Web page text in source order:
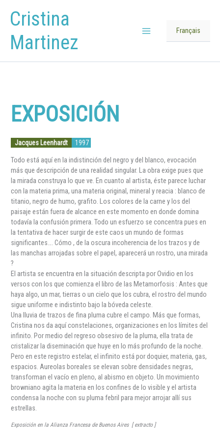
Cristina
Martinez
Menu
Français
EXPOSICIÓN
Jacques Leenhardt 1997
Todo está aquí en la indistinción del negro y del blanco, evocación
más que descripción de una realidad singular. La obra exige pues que
la mirada construya lo que ve. En cuanto al artista, éste parece luchar
con la materia prima, una materia original, mineral y reacia : blanco de
titanio, negro de humo, grafito. Los colores de la carne y los del
paisaje están fuera de alcance en este momento en donde domina
todavía la confusión primera. Todo un esfuerzo se concentra pues en
la tentativa de hacer surgir de este caos un mundo de formas
significantes…. Cómo , de la oscura incoherencia de los trazos y de
las manchas arrojadas sobre el papel, aparecerá un rostro, una mirada
?
El artista se encuentra en la situación descripta por Ovidio en los
versos con los que comienza el libro de las Metamorfosis : Antes que
haya algo, un mar, tierras o un cielo que los cubra, el rostro del mundo
sigue uniforme e indistinto bajo la bóveda celeste.
Una lluvia de trazos de fina pluma cubre el campo. Más que formas,
Cristina nos da aquí constelaciones, organizaciones en los límites del
infinito. Por medio del regreso obsesivo de la pluma, ella trata de
cristalizar la diseminación que huye en lo más profundo de la noche.
Pero en este registro estelar, el infinito está por doquier, materia, gas,
espacios. Aureolas boreales se elevan sobre densidades negras,
transforman el vacío en pleno, al abismo en objeto. Un movimiento
browniano agita la materia en los confines de lo visible y el artista
condensa la noche con su pluma febril para mejor arrojar allí sus
estrellas.
Exposición en la Alianza Francesa de Buenos Aires [ extracto ]